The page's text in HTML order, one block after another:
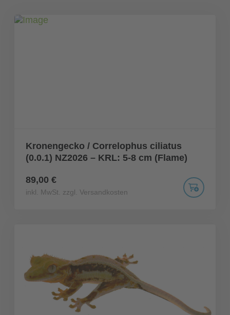
Kronengecko / Correlophus ciliatus
(0.0.1) NZ2026 – KRL: 5-8 cm (Flame)
89,00 €
inkl. MwSt. zzgl. Versandkosten